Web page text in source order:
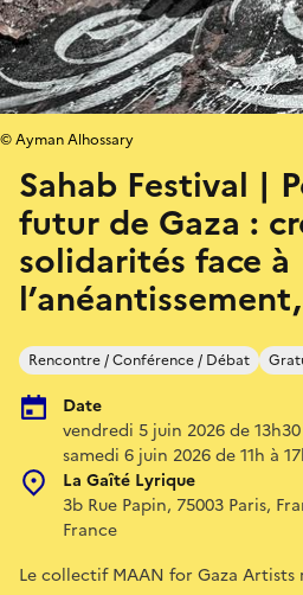
Sahab Festival |
futur de Gaza :
solidarités face à
Rencontre / Conférence / Débat
Date
vendredi 5 juin 2026 de 13h30
samedi 6 juin 2026 de 11h à
La Gaîté Lyrique
3b Rue Papin, 75003 Paris,
France
© Ayman Alhossary
Le collectif MAAN for Gaza